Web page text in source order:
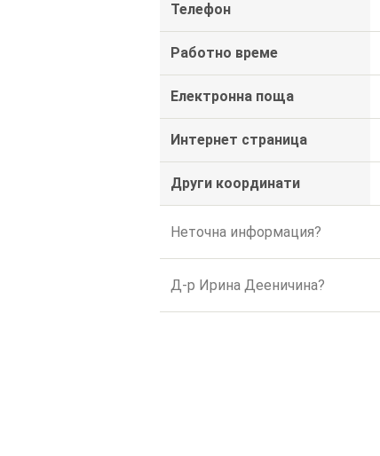
Телефон
Работно време
Електронна поща
Интернет страница
Други координати
Неточна информация?
Д-р Ирина Дееничина?